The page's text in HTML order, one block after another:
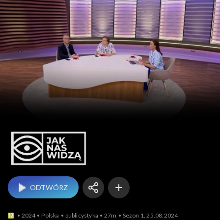
Jak nas widzą
ODTWÓRZ
2024 Polska publicystyka 27m Sezon 1, 25.08.2024